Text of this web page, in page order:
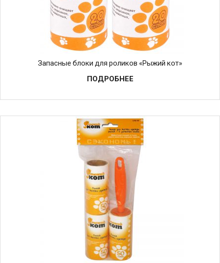
Запасные блоки для роликов «Рыжий кот»
ПОДРОБНЕЕ